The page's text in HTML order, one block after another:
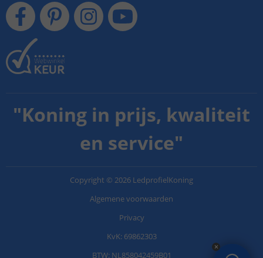
"Koning in prijs, kwaliteit
en service"
Copyright © 2026 LedprofielKoning
Algemene voorwaarden
Privacy
KvK: 69862303
BTW: NL858042459B01